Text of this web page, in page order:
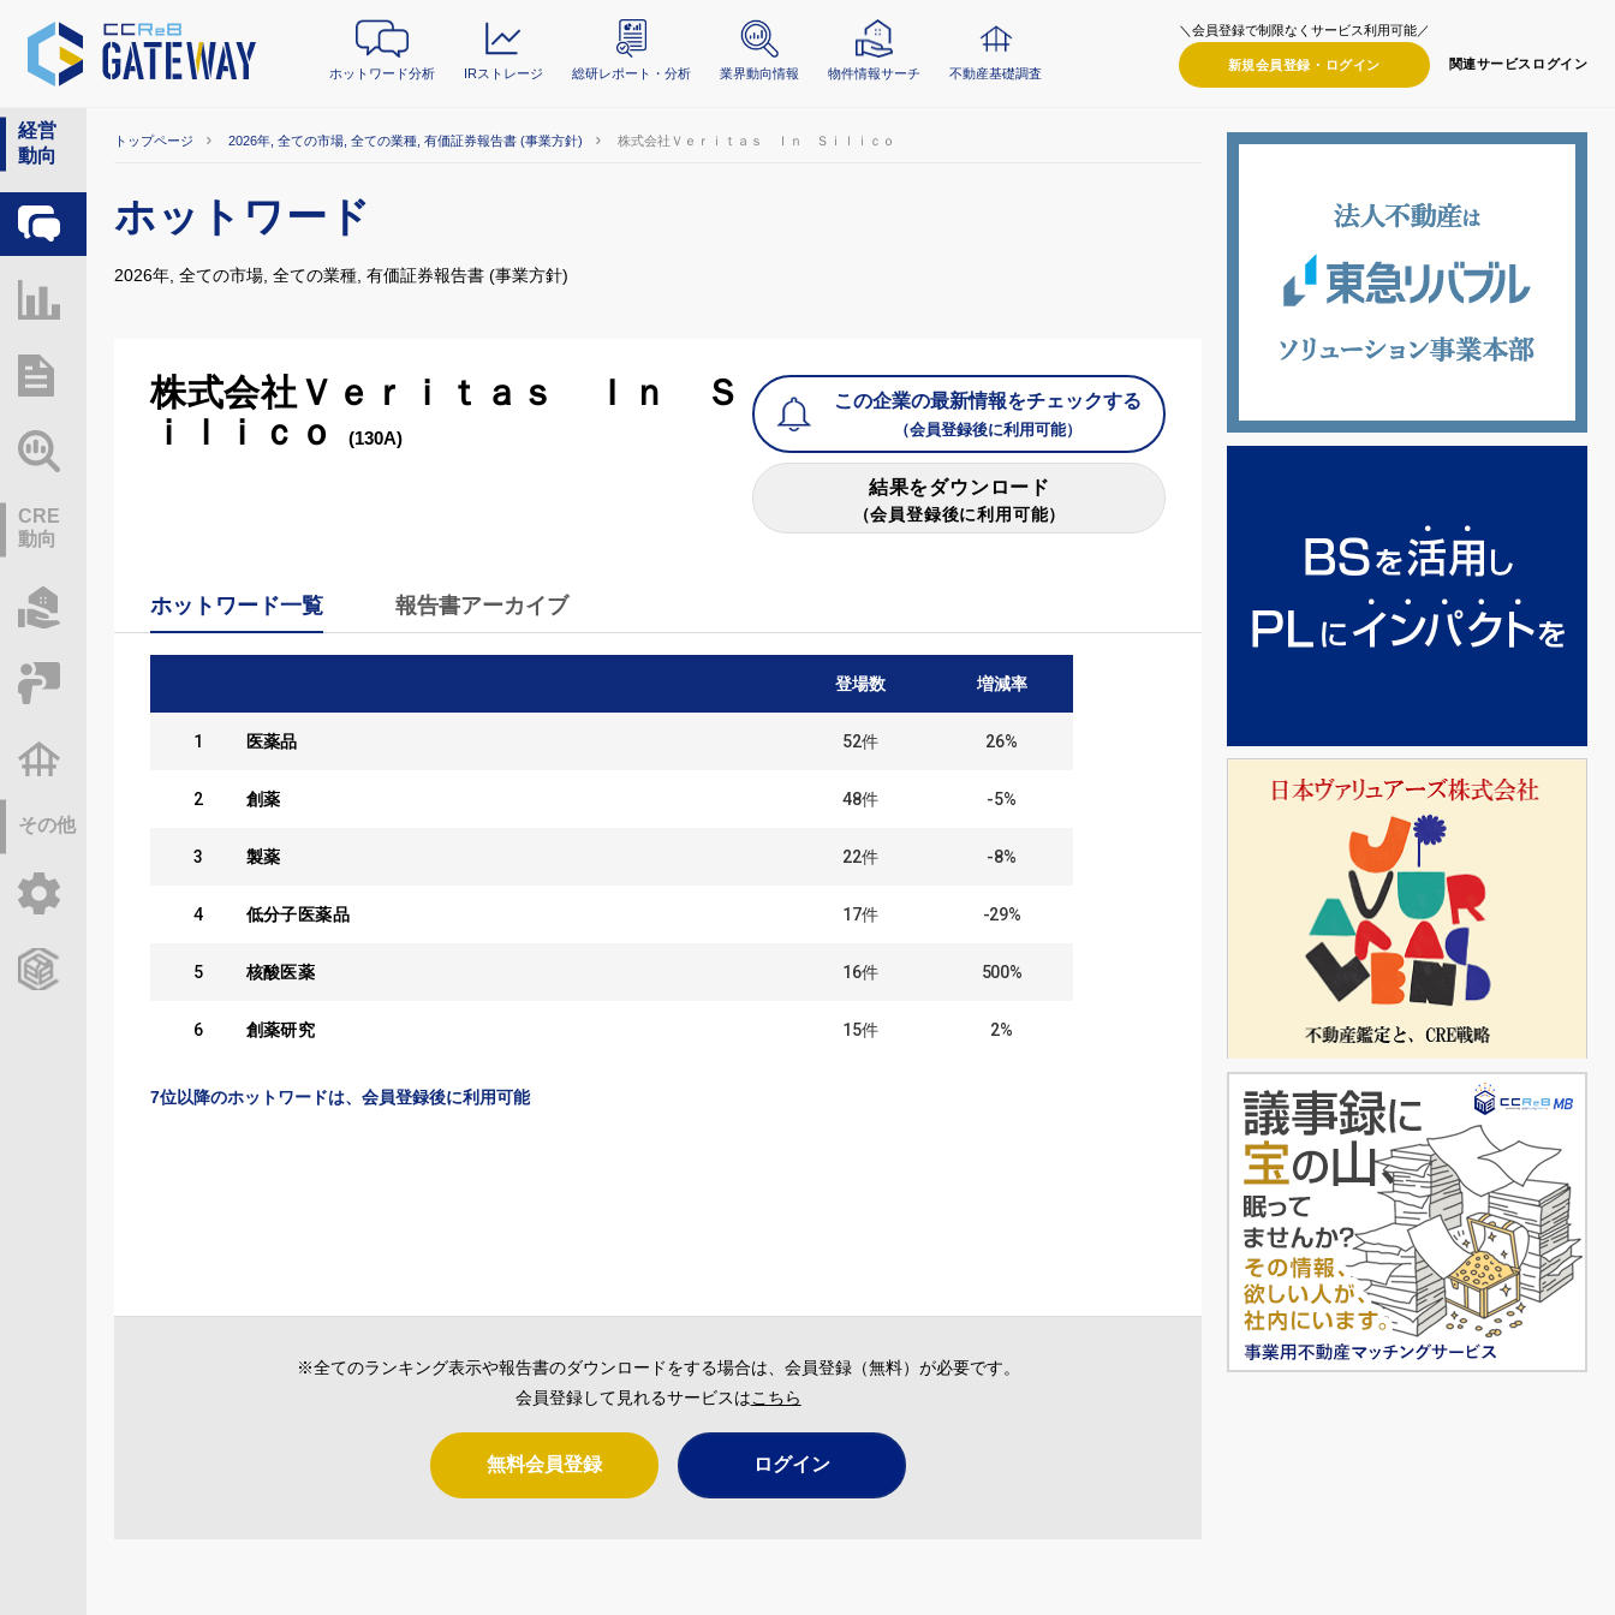
ホットワード分析 IRストレージ 総研レポート・分析 業界動向情報 物件情報サーチ 不動産基礎調査
＼会員登録で制限なくサービス利用可能／
新規会員登録・ ログイン 関連サービス ログイン
経営
動向
ホットワード分析
総研レポート・分析
業界動向情報
CRE
動向
物件情報サーチ
その他
CCReBサービスのご案内
トップページ 2026年, 全ての市場, 全ての業種, 有価証券報告書 (事業方針) 株式会社Ｖｅｒｉｔａｓ Ｉｎ Ｓｉｌｉｃｏ
ホットワード
2026年, 全ての市場, 全ての業種, 有価証券報告書 (事業方針)
株式会社Ｖｅｒｉｔａｓ Ｉｎ Ｓ
ｉｌｉｃｏ
(130A)
この企業の最新情報をチェックする
（会員登録後に利用可能）
結果をダウンロード
（会員登録後に利用可能）
ホットワード一覧 報告書アーカイブ
登場数 増減率
1 医薬品 52件 26%
2 創薬 48件 -5%
3 製薬 22件 -8%
4 低分子医薬品 17件 -29%
5 核酸医薬 16件 500%
6 創薬研究 15件 2%
7位以降のホットワードは、会員登録後に利用可能
※全てのランキング表示や報告書のダウンロードをする場合は、会員登録（無料）が必要です。
会員登録して見れるサービスはこちら
無料会員登録 ログイン